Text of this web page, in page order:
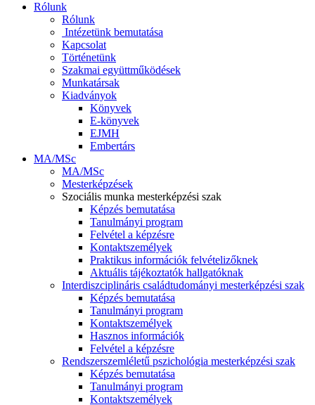
Rólunk
Rólunk
Intézetünk bemutatása
Kapcsolat
Történetünk
Szakmai együttműködések
Munkatársak
Kiadványok
Könyvek
E-könyvek
EJMH
Embertárs
MA/MSc
MA/MSc
Mesterképzések
Szociális munka mesterképzési szak
Képzés bemutatása
Tanulmányi program
Felvétel a képzésre
Kontaktszemélyek
Praktikus információk felvételizőknek
Aktuális tájékoztatók hallgatóknak
Interdiszciplináris családtudományi mesterképzési szak
Képzés bemutatása
Tanulmányi program
Kontaktszemélyek
Hasznos információk
Felvétel a képzésre
Rendszerszemléletű pszichológia mesterképzési szak
Képzés bemutatása
Tanulmányi program
Kontaktszemélyek